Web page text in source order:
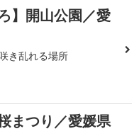
】開山公園／愛
き乱れる場所
まつり／愛媛県